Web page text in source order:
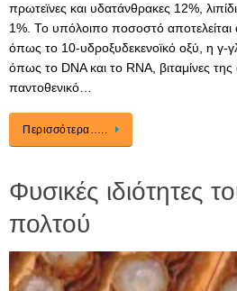
πρωτεϊνες και υδατάνθρακες 12%,
1%. Το υπόλοιπο ποσοστό αποτελείται
όπως το 10-υδροξυδεκενοϊκό οξύ, η γ-
όπως το DNA και το RNA, βιταμίνες
παντοθενικό…
Περισσότερα…..
Φυσικές ιδιότητες
πολτού